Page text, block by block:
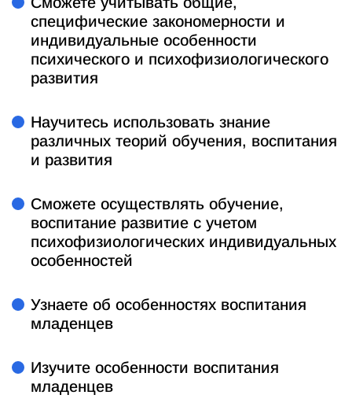
специфические закономерности и
индивидуальные особенности
психического и психофизиологического
развития
Научитесь использовать знание
различных теорий обучения, воспитания
и развития
Сможете осуществлять обучение,
воспитание развитие с учетом
психофизиологических индивидуальных
особенностей
Узнаете об особенностях воспитания
младенцев
Изучите особенности воспитания
младенцев